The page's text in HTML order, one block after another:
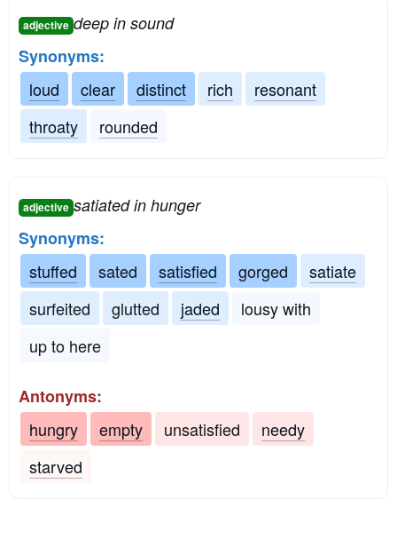
adjective deep in sound
Synonyms:
loud
clear distinct rich
resonant
throaty
rounded
adjective satiated in hunger
Synonyms:
stuffed
sated satisfied gorged
satiate
surfeited
glutted jaded
lousy with
up to here
Antonyms:
hungry
empty unsatisfied
needy
starved